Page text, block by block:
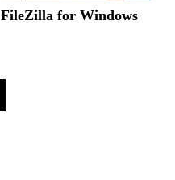
FileZilla for Windows